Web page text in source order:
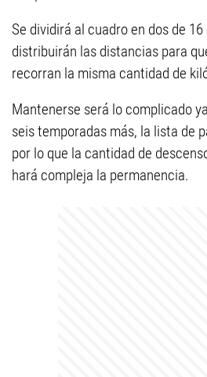
Se dividirá al cuadro en dos de
distribuirán las distancias para
recorran la misma cantidad de
Mantenerse será lo complicado
seis temporadas más, la lista de
por lo que la cantidad de
hará compleja la permanencia.